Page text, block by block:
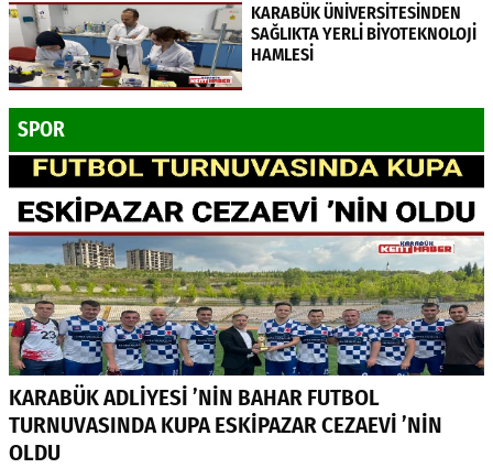
KARABÜK ÜNİVERSİTESİNDEN
SAĞLIKTA YERLİ BİYOTEKNOLOJİ
HAMLESİ
SPOR
KARABÜK ADLİYESİ ’NİN BAHAR FUTBOL
TURNUVASINDA KUPA ESKİPAZAR CEZAEVİ ’NİN
OLDU